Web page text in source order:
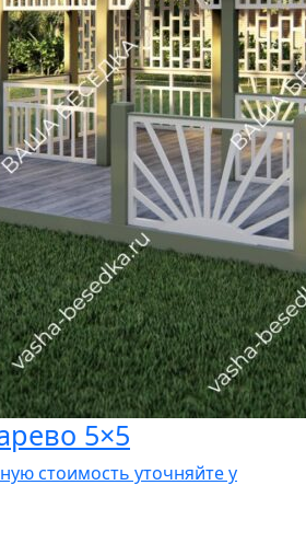
5×5
стоимость уточняйте у